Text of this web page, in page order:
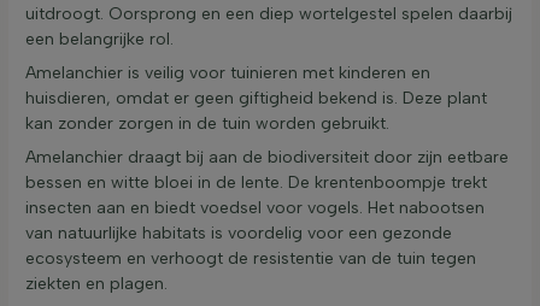
uitdroogt. Oorsprong en een diep wortelgestel spelen daarbij
een belangrijke rol.
Amelanchier is veilig voor tuinieren met kinderen en
huisdieren, omdat er geen giftigheid bekend is. Deze plant
kan zonder zorgen in de tuin worden gebruikt.
Amelanchier draagt bij aan de biodiversiteit door zijn eetbare
bessen en witte bloei in de lente. De krentenboompje trekt
insecten aan en biedt voedsel voor vogels. Het nabootsen
van natuurlijke habitats is voordelig voor een gezonde
ecosysteem en verhoogt de resistentie van de tuin tegen
ziekten en plagen.